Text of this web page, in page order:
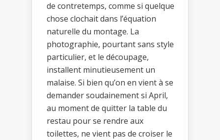
de contretemps, comme si quelque
chose clochait dans l’équation
naturelle du montage. La
photographie, pourtant sans style
particulier, et le découpage,
installent minutieusement un
malaise. Si bien qu’on en vient à se
demander soudainement si April,
au moment de quitter la table du
restau pour se rendre aux
toilettes, ne vient pas de croiser le